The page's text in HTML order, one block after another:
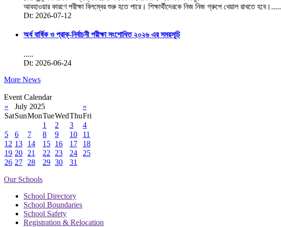
আবহাওয়ার কারণে পরীক্ষা বিলম্বের শুরু হতে পারে। শিক্ষার্থীদেরকে নিজ নিজ গ্রুপে খেয়াল রাখতে হবে।.....
Dt: 2026-07-12
অর্ধ বার্ষিক ও প্রাক্-নির্বাচনী পরীক্ষা সংশোধিত ২০২৬ এর সময়সূচি
.....
Dt: 2026-06-24
More News
Event Calendar
«
July 2025
»
SatSunMonTueWedThuFri
1
2 3
4
5
6 7 8 9 10
11
12 13 14 15 16 17
18
19 20 21 22 23 24
25
26 27 28 29 30 31
Our Schools
School Directory
School Boundaries
School Safety
Registration & Relocation